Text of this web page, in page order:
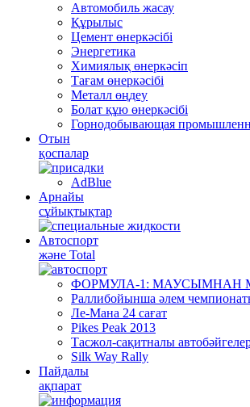
Автомобиль жасау
Құрылыс
Цемент өнеркәсібі
Энергетика
Химиялық өнеркәсіп
Тағам өнеркәсібі
Металл өңдеу
Болат құю өнеркәсібі
Горнодобывающая
Отын
қоспалар
AdBlue
Арнайы
сұйықтықтар
Автоспорт
және Total
ФОРМУЛА-1: МАУСЫМНАН
Раллибойынша әлем
Ле-Мана 24 сағат
Pikes Peak 2013
Тасжол-сақитналы
Silk Way Rally
Пайдалы
ақпарат